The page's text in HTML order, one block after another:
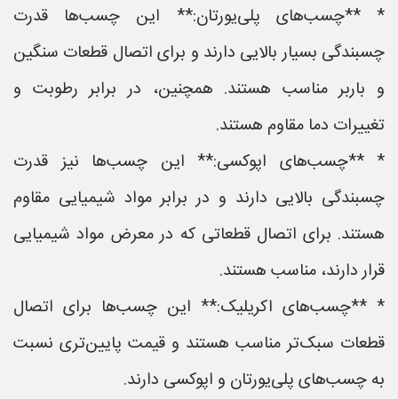
* **چسب‌های پلی‌یورتان:** این چسب‌ها قدرت
چسبندگی بسیار بالایی دارند و برای اتصال قطعات سنگین
و باربر مناسب هستند. همچنین، در برابر رطوبت و
تغییرات دما مقاوم هستند.
* **چسب‌های اپوکسی:** این چسب‌ها نیز قدرت
چسبندگی بالایی دارند و در برابر مواد شیمیایی مقاوم
هستند. برای اتصال قطعاتی که در معرض مواد شیمیایی
قرار دارند، مناسب هستند.
* **چسب‌های اکریلیک:** این چسب‌ها برای اتصال
قطعات سبک‌تر مناسب هستند و قیمت پایین‌تری نسبت
به چسب‌های پلی‌یورتان و اپوکسی دارند.